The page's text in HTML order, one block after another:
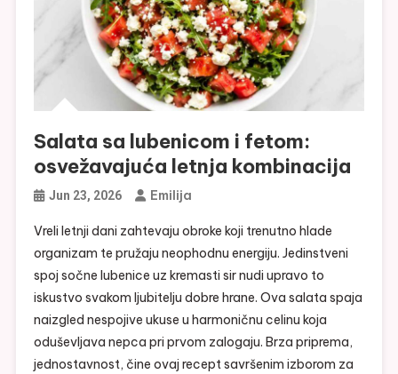
Salata sa lubenicom i fetom:
osvežavajuća letnja kombinacija
Jun 23, 2026 Emilija
Vreli letnji dani zahtevaju obroke koji trenutno hlade
organizam te pružaju neophodnu energiju. Jedinstveni
spoj sočne lubenice uz kremasti sir nudi upravo to
iskustvo svakom ljubitelju dobre hrane. Ova salata spaja
naizgled nespojive ukuse u harmoničnu celinu koja
oduševljava nepca pri prvom zalogaju. Brza priprema,
jednostavnost, čine ovaj recept savršenim izborom za